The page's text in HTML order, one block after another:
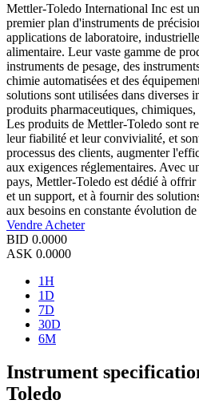
Mettler-Toledo International Inc est
premier plan d'instruments de
applications de laboratoire,
alimentaire. Leur vaste gamme de
instruments de pesage, des
chimie automatisées et des
solutions sont utilisées dans diverses
produits pharmaceutiques,
Les produits de Mettler-Toledo sont
leur fiabilité et leur convivialité, et
processus des clients, augmenter
aux exigences réglementaires. Avec
pays, Mettler-Toledo est dédié à
et un support, et à fournir des
aux besoins en constante évolution de
Vendre Acheter
BID 0.0000
ASK 0.0000
1H
1D
7D
30D
6M
Instrument
Toledo